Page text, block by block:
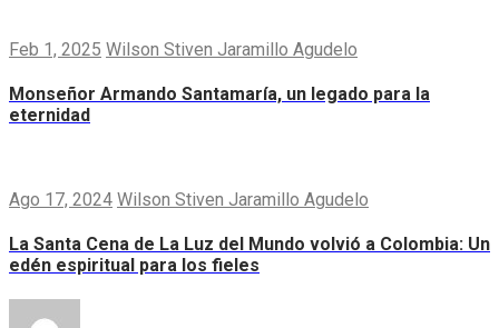
Feb 1, 2025 Wilson Stiven Jaramillo Agudelo
Monseñor Armando Santamaría, un legado para la
eternidad
Ago 17, 2024 Wilson Stiven Jaramillo Agudelo
La Santa Cena de La Luz del Mundo volvió a Colombia: Un
edén espiritual para los fieles